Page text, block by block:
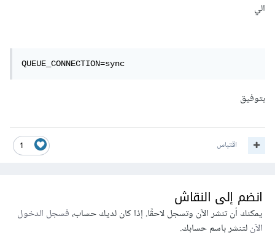
الي
QUEUE_CONNECTION=sync
بتوفيق
1 اقتباس
انضم إلى النقاش
يمكنك أن تنشر الآن وتسجل لاحقًا. إذا كان لديك حساب،فسجل الدخول
الآنلتنشر باسم حسابك.